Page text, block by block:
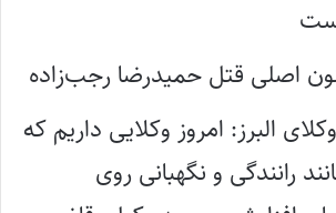
اصلی قتل حمیدرضا رجب‌زاده
البرز: امروز وکلایی داریم که
رانندگی و نگهبانی روی